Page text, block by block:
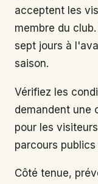
acceptent les
membre du
sept jours à
saison.
Vérifiez les
demandent une
pour les
parcours
Côté tenue,